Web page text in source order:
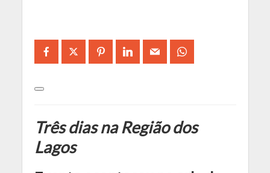
Três dias na Região dos
Lagos